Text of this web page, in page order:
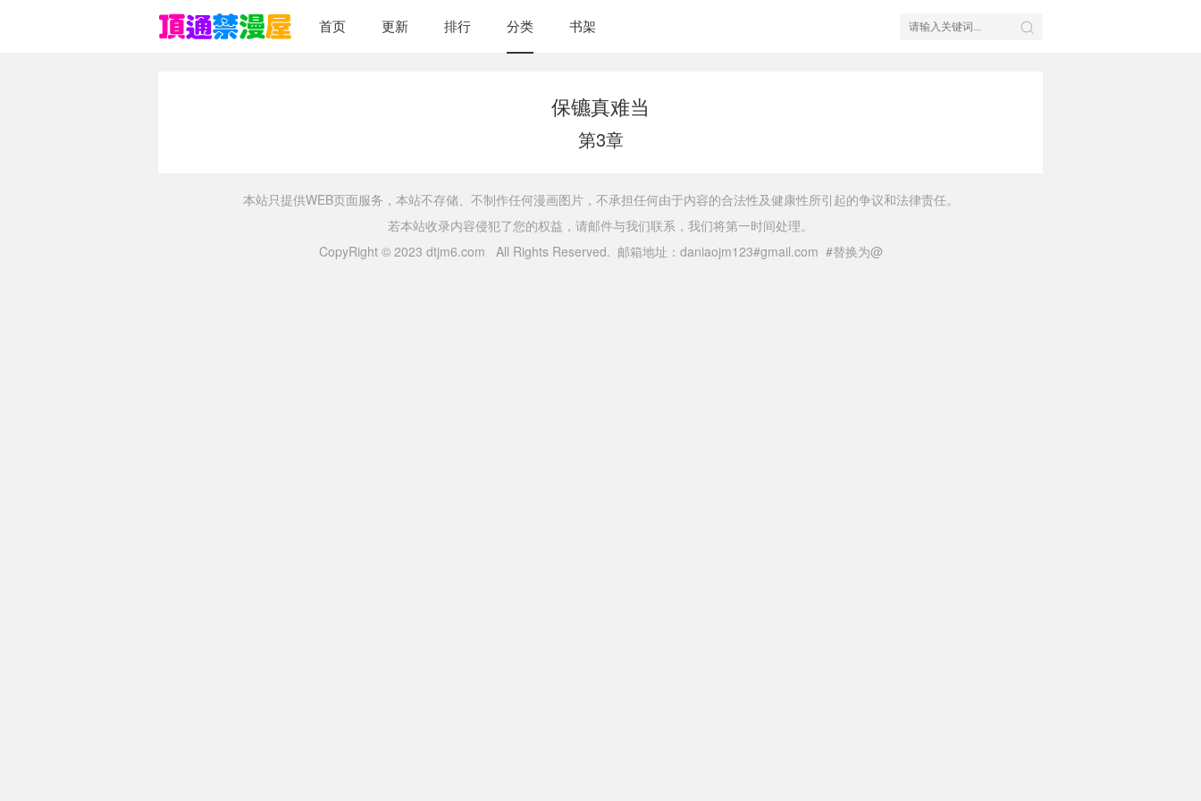
首页 更新 排行 分类 书架
保镳真难当
第3章
本站只提供WEB页面服务，本站不存储、不制作任何漫画图片，不承担任何由于内容的合法性及健康性所引起的争议和法律责任。
若本站收录内容侵犯了您的权益，请邮件与我们联系，我们将第一时间处理。
CopyRight © 2023 dtjm6.com All Rights Reserved. 邮箱地址：daniaojm123#gmail.com #替换为@